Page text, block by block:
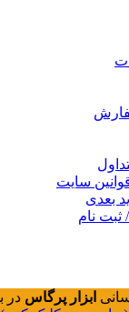
سایت
بعدی
نام
ابزار پرگاس در